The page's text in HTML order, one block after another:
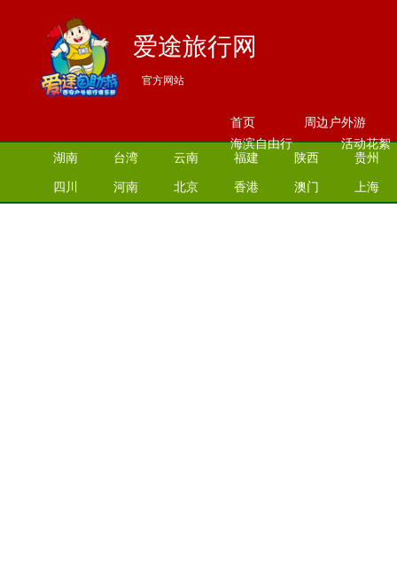
爱途旅行网
官方网站
首页
周边户外游
海滨自由行
活动花絮
湖南
台湾 云南 福建 陕西
贵州
四川
河南 北京 香港 澳门
上海